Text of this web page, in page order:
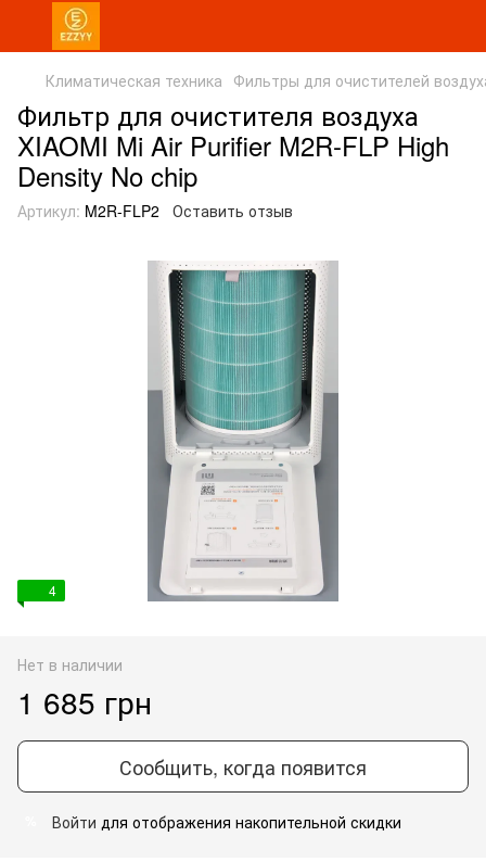
Климатическая техника Фильтры для очистителей
Фильтр для очистителя воздуха
XIAOMI Mi Air Purifier M2R-FLP High
Density No chip
Артикул: M2R-FLP2 Оставить отзыв
4
Нет в наличии
1 685 грн
Сообщить, когда появится
Войти для отображения накопительной скидки